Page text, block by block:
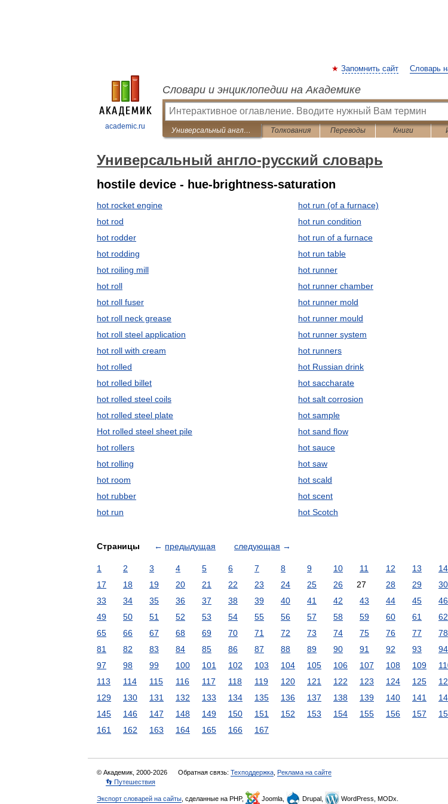
academic.ru
Запомнить сайт Словарь
Словари и энциклопедии на Академике
Универсальный англо-русский словарь Толкования Переводы Книги
Универсальный англо-русский словарь
hostile device - hue-brightness-saturation
hot rocket engine
hot rod
hot rodder
hot rodding
hot roiling mill
hot roll
hot roll fuser
hot roll neck grease
hot roll steel application
hot roll with cream
hot rolled
hot rolled billet
hot rolled steel coils
hot rolled steel plate
Hot rolled steel sheet pile
hot rollers
hot rolling
hot room
hot rubber
hot run
hot run (of a furnace)
hot run condition
hot run of a furnace
hot run table
hot runner
hot runner chamber
hot runner mold
hot runner mould
hot runner system
hot runners
hot Russian drink
hot saccharate
hot salt corrosion
hot sample
hot sand flow
hot sauce
hot saw
hot scald
hot scent
hot Scotch
Страницы ← предыдущая следующая →
1 2 3 4 5 6 7 8 9 10 11 12 13 14
17
18 19 20 21 22 23 24 25 26 27 28 29 30
33
34 35 36 37 38 39 40 41 42 43 44 45 46
49
50 51 52 53 54 55 56 57 58 59 60 61 62
65
66 67 68 69 70 71 72 73 74 75 76 77 78
81
82 83 84 85 86 87 88 89 90 91 92 93 94
97
98 99 100 101 102 103 104 105 106 107 108 109
113
114 115 116 117 118 119 120 121 122 123 124 125
129
130 131 132 133 134 135 136 137 138 139 140 141
145
146 147 148 149 150 151 152 153 154 155 156 157
161
162 163 164 165 166 167
© Академик, 2000-2026 Обратная связь: Техподдержка Реклама на сайте
👣 Путешествия
Экспорт словарей на сайты , сделанные на PHP, Joomla, Drupal, WordPress, MODx.